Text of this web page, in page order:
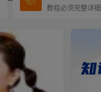
教程必须完整详细